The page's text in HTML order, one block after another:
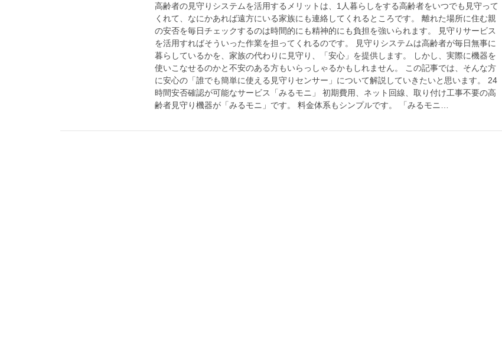
高齢者の見守りシステムを活用するメリットは、1人暮らしをする高齢者をいつでも見守って
くれて、なにかあれば遠方にいる家族にも連絡してくれるところです。 離れた場所に住む親
の安否を毎日チェックするのは時間的にも精神的にも負担を強いられます。 見守りサービス
を活用すればそういった作業を担ってくれるのです。 見守りシステムは高齢者が毎日無事に
暮らしているかを、家族の代わりに見守り、「安心」を提供します。 しかし、実際に機器を
使いこなせるのかと不安のある方もいらっしゃるかもしれません。 この記事では、そんな方
に安心の「誰でも簡単に使える見守りセンサー」について解説していきたいと思います。 24
時間安否確認が可能なサービス「みるモニ」 初期費用、ネット回線、取り付け工事不要の高
齢者見守り機器が「みるモニ」です。 料金体系もシンプルです。 「みるモニ…